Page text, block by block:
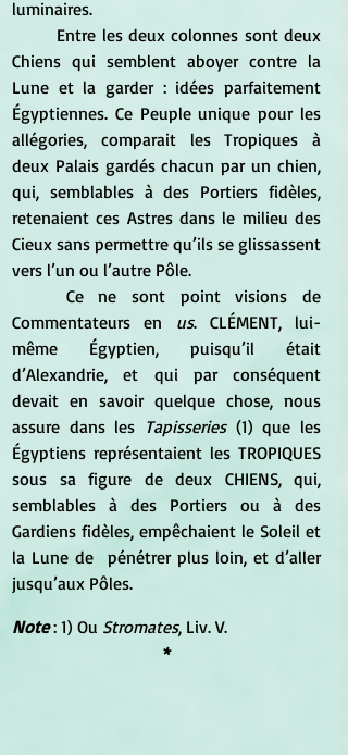
luminaires.
Chiens qui semblent aboyer contre la
Lune et la garder : idées parfaitement
Égyptiennes. Ce Peuple unique pour les
allégories, comparait les Tropiques à
deux Palais gardés chacun par un chien,
qui, semblables à des Portiers fidèles,
retenaient ces Astres dans le milieu des
Cieux sans permettre qu’ils se glissassent
vers l’un ou l’autre Pôle.
Commentateurs en us. CLÉMENT, lui-
même Égyptien, puisqu’il était
d’Alexandrie, et qui par conséquent
devait en savoir quelque chose, nous
assure dans les Tapisseries (1) que les
Égyptiens représentaient les TROPIQUES
sous sa figure de deux CHIENS, qui,
semblables à des Portiers ou à des
Gardiens fidèles, empêchaient le Soleil et
la Lune de  pénétrer plus loin, et d’aller
jusqu’aux Pôles.
Note : 1) Ou Stromates, Liv. V.
*